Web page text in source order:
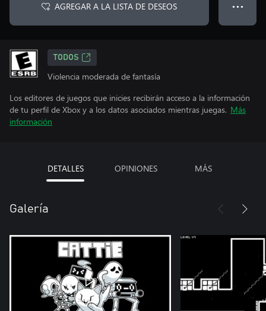
AGREGAR A LA LISTA DE DESEOS ● ● ●
TODOS
Violencia moderada de fantasía
Los editores de juegos que inicies recibirán acceso a la información
de tu perfil de Xbox y a los datos asociados mientras juegas. Más
información
DETALLES OPINIONES MÁS
Galería